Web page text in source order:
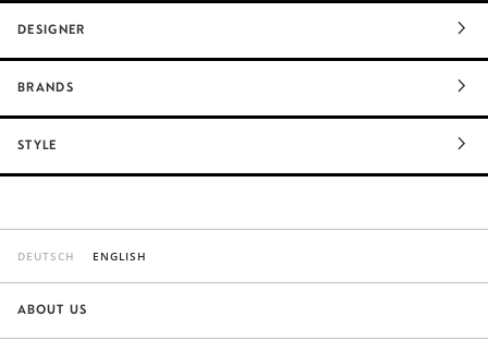
DESIGNER
BRANDS
STYLE
DEUTSCH ENGLISH
ABOUT US